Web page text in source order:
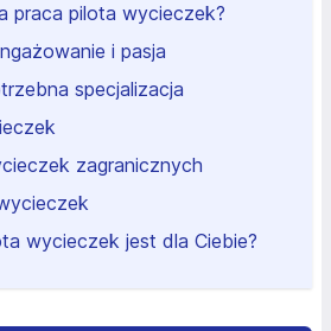
praca pilota wycieczek?
i pasja
specjalizacja
zagranicznych
wycieczek jest dla Ciebie?